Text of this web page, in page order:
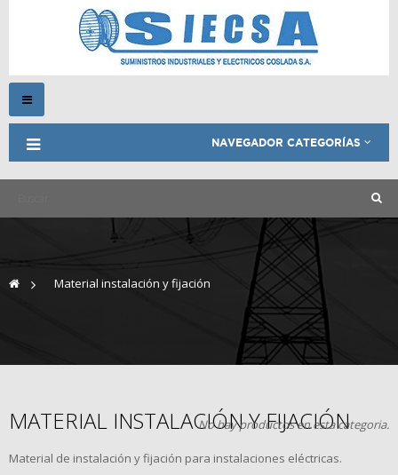
Navegación
Toggle
NAVEGADOR CATEGORÍAS
> Material instalación y fijación
MATERIAL INSTALACIÓN Y FIJACIÓN
No hay productos en esta categoria.
Material de instalación y fijación para instalaciones eléctricas.